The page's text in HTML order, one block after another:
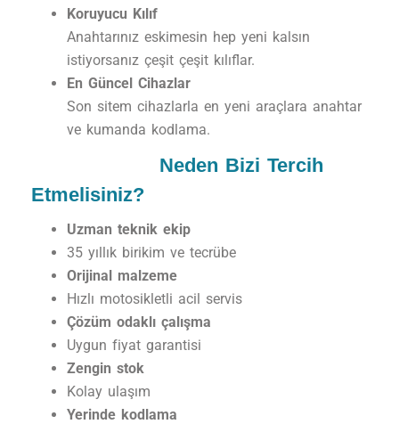
Koruyucu Kılıf
Anahtarınız eskimesin hep yeni kalsın
istiyorsanız çeşit çeşit kılıflar.
En Güncel Cihazlar
Son sitem cihazlarla en yeni araçlara anahtar
ve kumanda kodlama.
Neden Bizi Tercih
Etmelisiniz?
Uzman teknik ekip
35 yıllık birikim ve tecrübe
Orijinal malzeme
Hızlı motosikletli acil servis
Çözüm odaklı çalışma
Uygun fiyat garantisi
Zengin stok
Kolay ulaşım
Yerinde kodlama